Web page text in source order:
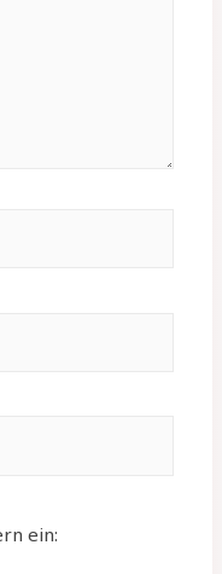
ein: